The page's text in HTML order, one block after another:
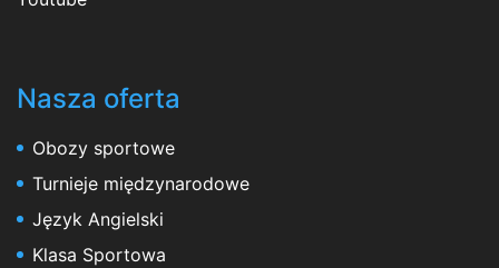
Nasza oferta
Obozy sportowe
Turnieje międzynarodowe
Język Angielski
Klasa Sportowa